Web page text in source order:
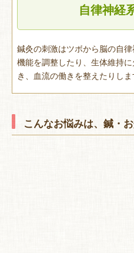
自律神経
鍼灸の刺激はツボから脳の自
機能を調整したり、生体維持
き、血流の働きを整えたりしま
こんなお悩みは、鍼・